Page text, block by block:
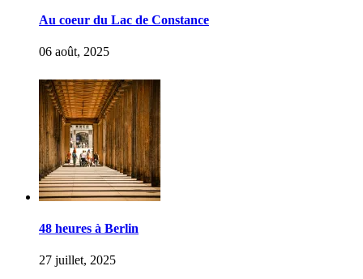
Au coeur du Lac de Constance
06 août, 2025
48 heures à Berlin
27 juillet, 2025